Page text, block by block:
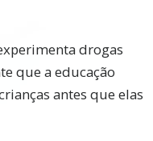
drogas
que a educação
antes que elas